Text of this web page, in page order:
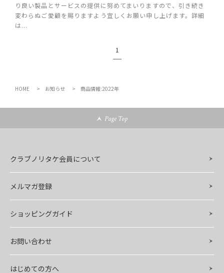
り良い製品とサービスの提供に努めてまいりますので、引き続き
変わらぬご愛顧を賜りますよう宜しくお願い申し上げます。詳細
は...
1
HOME お知らせ 商品情報:2022年
Page Top
クラブノリタケ会員について
メルマガ登録
ショッピングガイド
お問い合わせ
はじめての方へ